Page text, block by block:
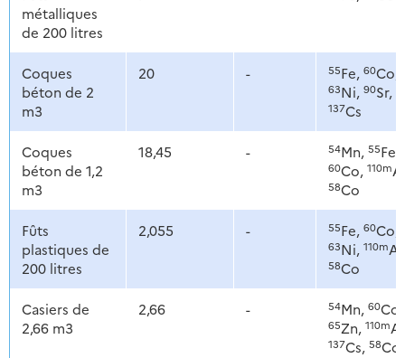
métalliques
de 200 litres
Coques
béton de 2
m3
20 - 55Fe, 60Co,
63Ni, 90Sr,
137Cs
Coques
béton de 1,2
m3
18,45 - 54Mn, 55Fe,
60Co, 110m
58Co
Fûts
plastiques de
200 litres
2,055 - 55Fe, 60Co,
63Ni, 110m
58Co
Casiers de
2,66 m3
2,66 - 54Mn, 60Co,
65Zn, 110m
137Cs, 58Co